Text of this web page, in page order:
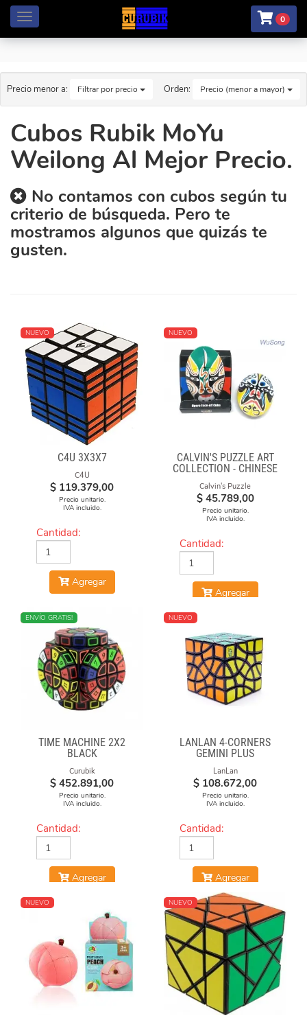
Menú 0
Precio menor a: Filtrar por precio Orden: Precio (menor a mayor)
Cubos Rubik MoYu
Weilong Al Mejor Precio.
No contamos con cubos según tu
criterio de búsqueda. Pero te
mostramos algunos que quizás te
gusten.
NUEVO
C4U 3X3X7
C4U
$ 119.379,00
Precio unitario.
IVA incluido.
Cantidad:
Agregar
NUEVO
CALVIN'S PUZZLE ART
COLLECTION - CHINESE
OPERA FACE-OFF CUBE
(GREEN & YELLOW
MASKS)
Calvin's Puzzle
$ 45.789,00
Precio unitario.
IVA incluido.
Cantidad:
Agregar
NUEVO
ENVÍO GRATIS!
TIME MACHINE 2X2
BLACK
Curubik
$ 452.891,00
Precio unitario.
IVA incluido.
Cantidad:
Agregar
NUEVO
LANLAN 4-CORNERS
GEMINI PLUS
LanLan
$ 108.672,00
Precio unitario.
IVA incluido.
Cantidad:
Agregar
NUEVO NUEVO